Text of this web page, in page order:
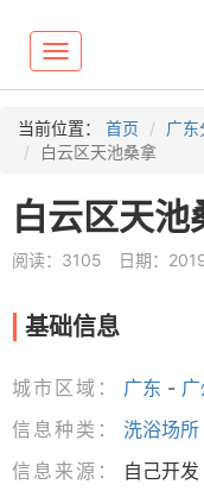
Toggle
navigation
当前位置： 首页 广东
白云区天池桑拿
白云区天池
阅读：3105 日期：
基础信息
城市区域： 广东 - 广
信息种类：
洗浴场所
信息来源：
自己开发